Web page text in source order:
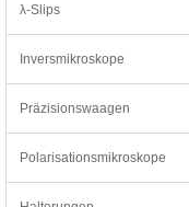
λ-Slips
Inversmikroskope
Präzisionswaagen
Polarisationsmikroskope